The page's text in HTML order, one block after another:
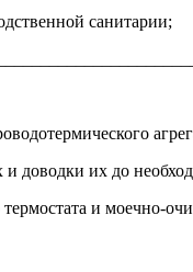
санитарии;
доводки их до
и моечно-